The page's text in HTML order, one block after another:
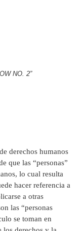
NO. 2”
derechos humanos
que las “personas”
lo cual resulta
hacer referencia a
a otras
las “personas
se toman en